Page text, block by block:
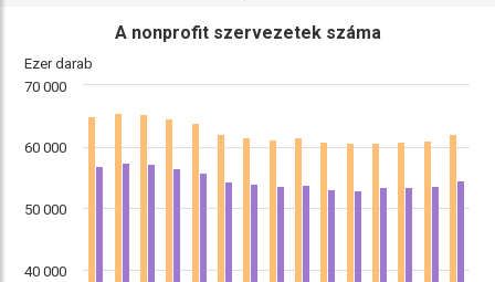
Ezer darab
A nonprofit szervezetek száma
40 000
50 000
60 000
70 000